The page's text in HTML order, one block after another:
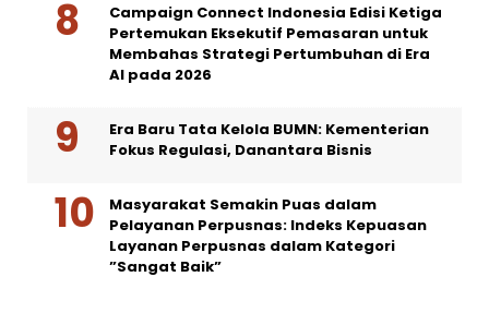
Campaign Connect Indonesia Edisi Ketiga
Pertemukan Eksekutif Pemasaran untuk
Membahas Strategi Pertumbuhan di Era
AI pada 2026
Era Baru Tata Kelola BUMN: Kementerian
Fokus Regulasi, Danantara Bisnis
Masyarakat Semakin Puas dalam
Pelayanan Perpusnas: Indeks Kepuasan
Layanan Perpusnas dalam Kategori
”Sangat Baik”